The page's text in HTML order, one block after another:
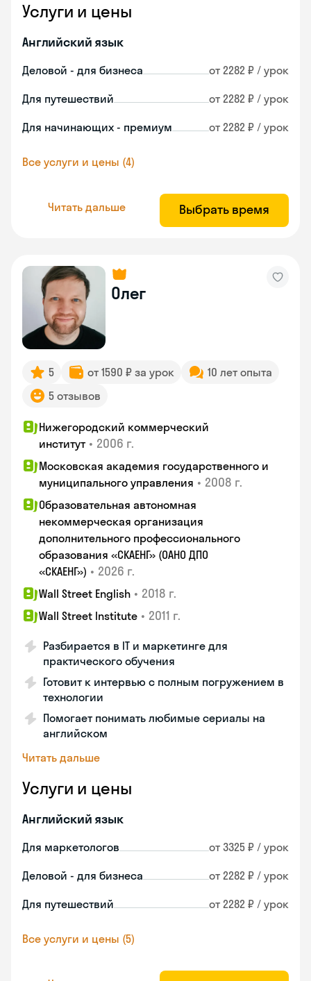
Услуги и цены
Английский язык
Деловой - для бизнеса от 2282 ₽ / урок
Для путешествий от 2282 ₽ / урок
Для начинающих - премиум от 2282 ₽ / урок
Все услуги и цены (4)
Читать дальше Выбрать время
Олег
5 от 1590 ₽ за урок
10 лет опыта
5 отзывов
Нижегородский коммерческий
институт • 2006 г.
Московская академия государственного и
муниципального управления • 2008 г.
Образовательная автономная
некоммерческая организация
дополнительного профессионального
образования «СКАЕНГ» (ОАНО ДПО
«СКАЕНГ») • 2026 г.
Wall Street English • 2018 г.
Wall Street Institute • 2011 г.
Разбирается в IT и маркетинге для
практического обучения
Готовит к интервью с полным погружением в
технологии
Помогает понимать любимые сериалы на
английском
Читать дальше
Услуги и цены
Английский язык
Для маркетологов от 3325 ₽ / урок
Деловой - для бизнеса от 2282 ₽ / урок
Для путешествий от 2282 ₽ / урок
Все услуги и цены (5)